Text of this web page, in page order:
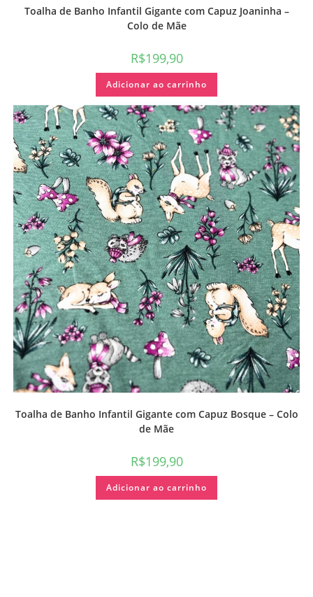
Toalha de Banho Infantil Gigante com Capuz Joaninha –
Colo de Mãe
R$199,90
Adicionar ao carrinho
Toalha de Banho Infantil Gigante com Capuz Bosque – Colo
de Mãe
R$199,90
Adicionar ao carrinho